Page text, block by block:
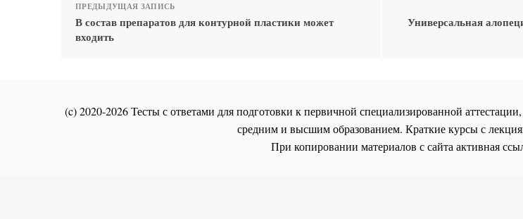
ПРЕДЫДУЩАЯ ЗАПИСЬ
В состав препаратов для контурной пластики может
входить
Универсальная
(c) 2020-2026 Тесты с ответами для подготовки к первичной специализированной
средним и высшим образованием. Краткие курсы с
При копировании материалов с сайта активная